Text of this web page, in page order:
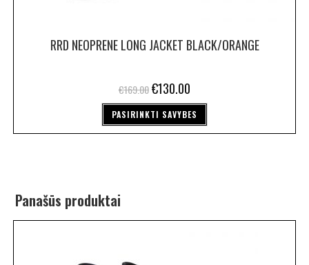
RRD NEOPRENE LONG JACKET BLACK/ORANGE
€169.00€130.00
PASIRINKTI SAVYBES
Panašūs produktai